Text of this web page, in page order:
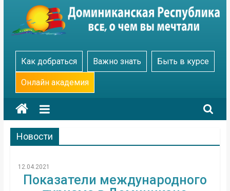
content
Go
Dominicana
Как добраться Важно знать Быть в курсе
Онлайн академия
Новости
12.04.2021
Показатели международного